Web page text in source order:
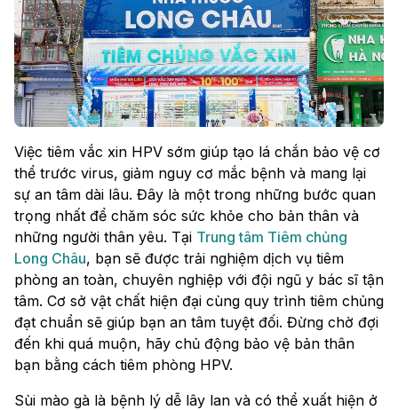
Việc tiêm vắc xin HPV sớm giúp tạo lá chắn bảo vệ cơ
thể trước virus, giảm nguy cơ mắc bệnh và mang lại
sự an tâm dài lâu. Đây là một trong những bước quan
trọng nhất để chăm sóc sức khỏe cho bản thân và
những người thân yêu. Tại Trung tâm Tiêm chủng
Long Châu, bạn sẽ được trải nghiệm dịch vụ tiêm
phòng an toàn, chuyên nghiệp với đội ngũ y bác sĩ tận
tâm. Cơ sở vật chất hiện đại cùng quy trình tiêm chủng
đạt chuẩn sẽ giúp bạn an tâm tuyệt đối. Đừng chờ đợi
đến khi quá muộn, hãy chủ động bảo vệ bản thân
bạn bằng cách tiêm phòng HPV.
Sùi mào gà là bệnh lý dễ lây lan và có thể xuất hiện ở